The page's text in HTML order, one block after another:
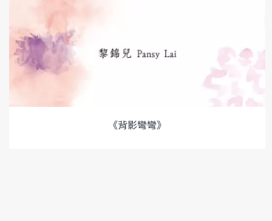
《背影彎彎》